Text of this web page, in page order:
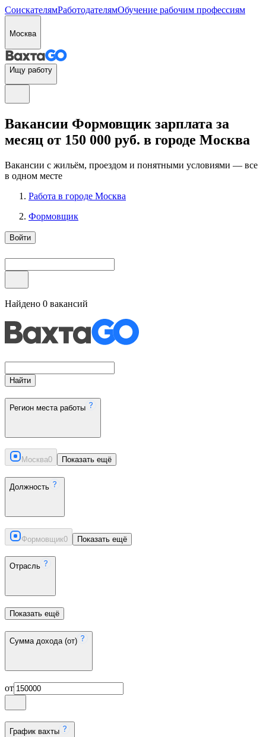
СоискателямРаботодателямОбучение рабочим профессиям
Москва
Ищу работу
Вакансии Формовщик зарплата за
месяц от 150 000 руб. в городе Москва
Вакансии с жильём, проездом и понятными условиями — все
в одном месте
Работа в городе Москва
Формовщик
Войти
Найдено 0 вакансий
Найти
Регион места работы
Москва0 Показать ещё
Должность
Формовщик0 Показать ещё
Отрасль
Показать ещё
Сумма дохода (от)
от
График вахты